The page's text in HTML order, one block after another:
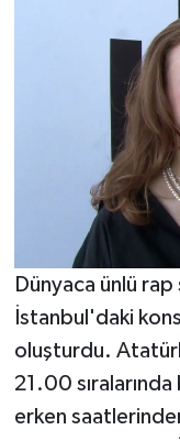
Dünyaca ünlü rap
İstanbul'daki
oluşturdu.
21.00
erken